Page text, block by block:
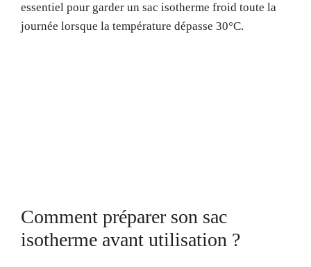
essentiel pour garder un sac isotherme froid toute la
journée lorsque la température dépasse 30°C.
Comment préparer son sac
isotherme avant utilisation ?